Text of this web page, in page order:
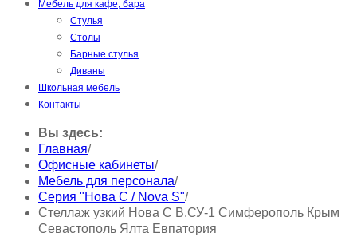
Мебель для кафе, бара
Стулья
Столы
Барные стулья
Диваны
Школьная мебель
Контакты
Вы здесь:
Главная/
Офисные кабинеты/
Мебель для персонала/
Серия "Нова С / Nova S"/
Стеллаж узкий Нова С В.СУ-1 Симферополь Крым
Севастополь Ялта Евпатория